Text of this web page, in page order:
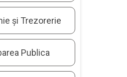
și Trezorerie
Publica